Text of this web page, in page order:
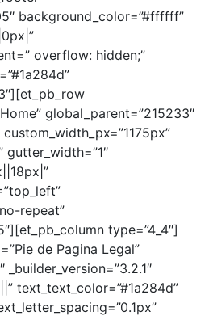
background_color=”#ffffff”
overflow: hidden;”
global_parent=”215233″
gutter_width=”1″
repeat”
type=”4_4″]
de Pagina Legal”
text_text_color=”#1a284d”